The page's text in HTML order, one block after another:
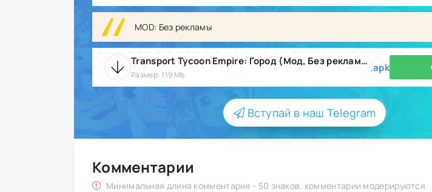
MOD: Без рекламы
Transport Tycoon Empire: Город (Мод, Без рекламы) v2.25.0
Размер: 119 Mb
.apk
Вступай в наш Telegram
Комментарии
Минимальная длина комментария - 50 знаков. комментарии модерируются